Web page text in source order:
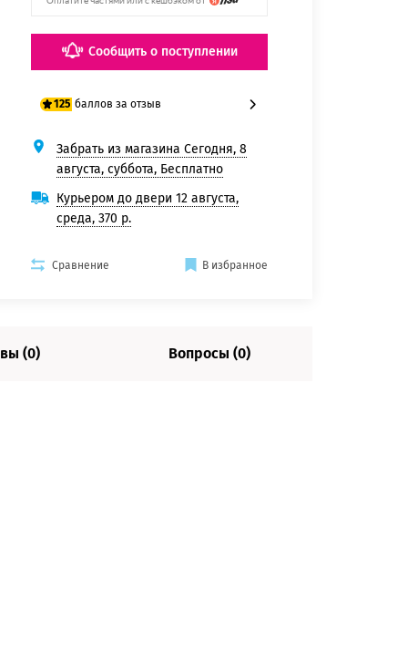
Сообщить о поступлении
125 баллов за отзыв
100 баллов
125 баллов
Забрать из магазина Сегодня, 8
августа, суббота, Бесплатно
Курьером до двери 12 августа,
среда, 370 р.
Сравнение В избранное
(0) Вопросы (0)